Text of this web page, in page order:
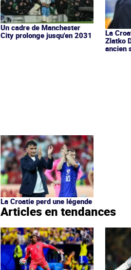
Un cadre de Manchester
City prolonge jusqu'en 2031
La
Zlatko
ancien
La Croatie perd une légende
Articles en tendances